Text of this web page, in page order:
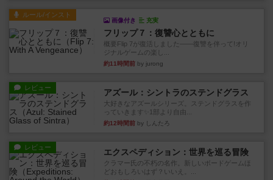
ルール/インスト
画像付き 充実
フリップ７：復讐心とともに
概要Flip 7が復活しました――復讐を伴って!オリ
ジナルゲームの楽し...
約11時間前 by jurong
レビュー アズール：シントラのステンドグラス
大好きなアズールシリーズ。ステンドグラスを作
っていきます✨1部より自由...
約12時間前 by しんたろ
レビュー エクスペディション：世界を巡る冒険
クラマー氏の不朽の名作。新しいボードゲームほ
どおもしろいはず？いいえ。...